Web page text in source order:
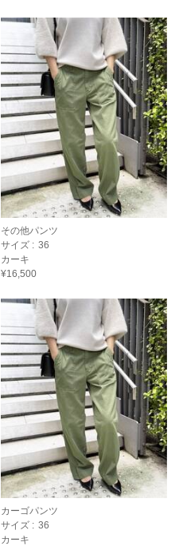
その他パンツ
サイズ : 36
カーキ
¥16,500
カーゴパンツ
サイズ : 36
カーキ